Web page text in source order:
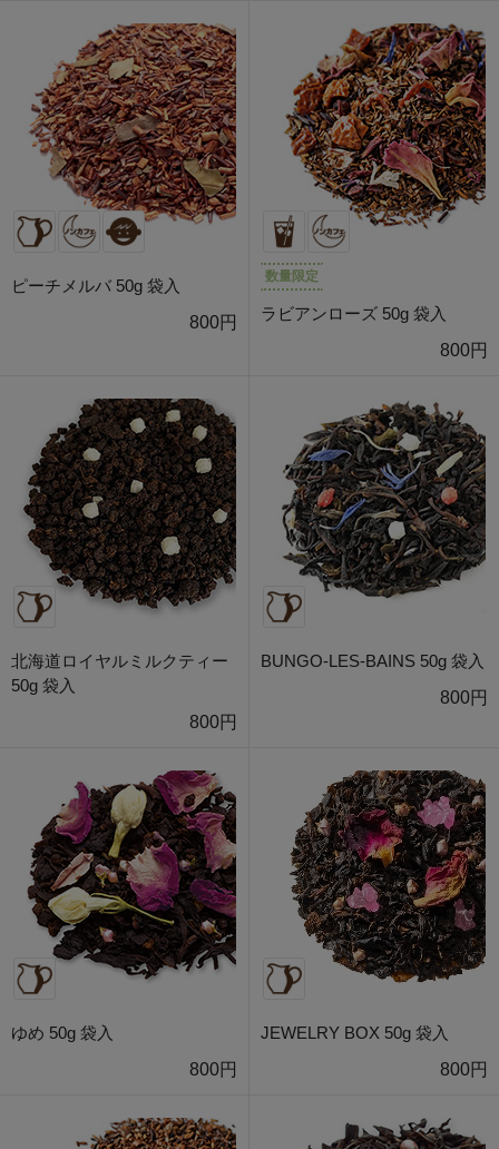
ピーチメルバ 50g 袋入
800円
数量限定
ラビアンローズ 50g 袋入
800円
北海道ロイヤルミルクティー
50g 袋入
800円
BUNGO-LES-BAINS 50g 袋入
800円
ゆめ 50g 袋入
800円
JEWELRY BOX 50g 袋入
800円